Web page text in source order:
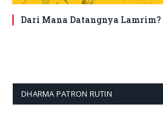
Dari Mana Datangnya Lamrim?
DHARMA PATRON RUTIN